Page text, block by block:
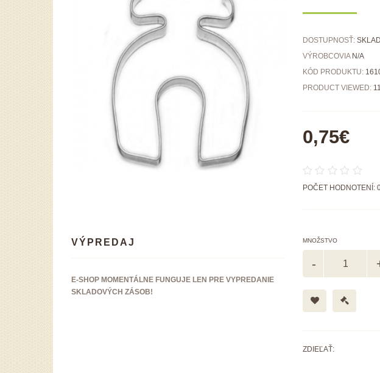
VÝPREDAJ
E-SHOP MOMENTÁLNE FUNGUJE LEN PRE VYPREDANIE
SKLADOVÝCH ZÁSOB!
DOSTUPNOSŤ:
VÝROBCOVIA N/A
KÓD PRODUKTU:
PRODUCT VIEWED:
0,75€
POČET HODNOTENÍ:
MNOŽSTVO
ZDIEĽAŤ: